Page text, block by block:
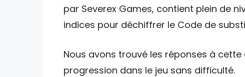
par Severex Games, contient plein de
indices pour déchiffrer le Code de
Nous avons trouvé les réponses à
progression dans le jeu sans difficulté.